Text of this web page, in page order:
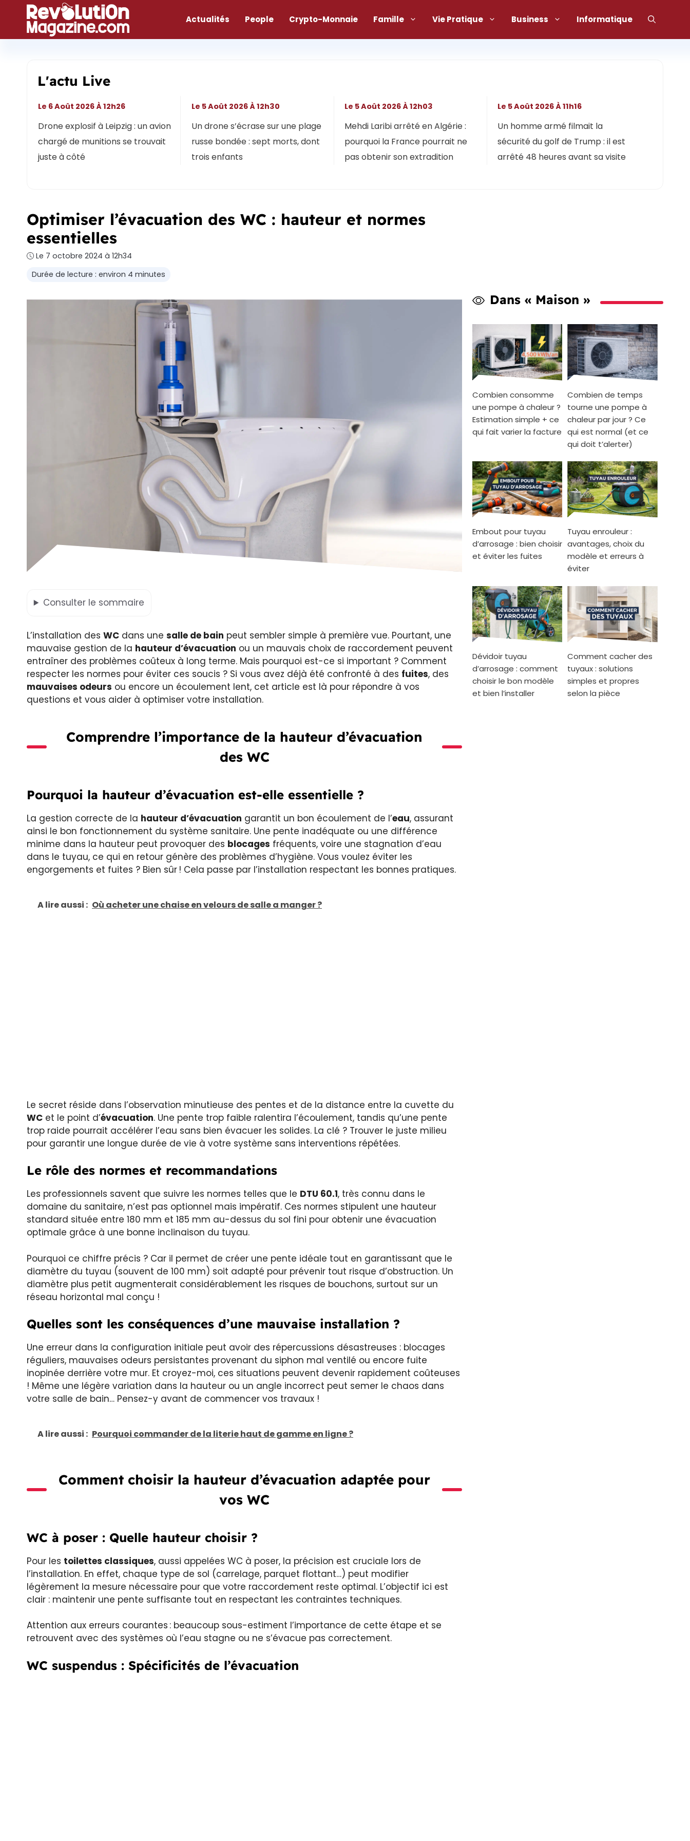
contenu
Actualités People Crypto-Monnaie Famille Vie Pratique Business Informatique
L'actu Live
Drone explosif à Leipzig : un avion
chargé de munitions se trouvait
juste à côté
Le 6 Août 2026 À 12h26
Un drone s’écrase sur une plage
russe bondée : sept morts, dont
trois enfants
Le 5 Août 2026 À 12h30
Mehdi Laribi arrêté en Algérie :
pourquoi la France pourrait ne
pas obtenir son extradition
Le 5 Août 2026 À 12h03
Un homme armé filmait la
sécurité du golf de Trump : il est
arrêté 48 heures avant sa visite
Le 5 Août 2026 À 11h16
Optimiser l’évacuation des WC : hauteur et normes
essentielles
Le 7 octobre 2024 à 12h34
Durée de lecture : environ 4 minutes
Consulter le sommaire
L’installation des WC dans une salle de bain peut sembler simple à première vue. Pourtant, une
mauvaise gestion de la hauteur d’évacuation ou un mauvais choix de raccordement peuvent
entraîner des problèmes coûteux à long terme. Mais pourquoi est-ce si important ? Comment
respecter les normes pour éviter ces soucis ? Si vous avez déjà été confronté à des fuites, des
mauvaises odeurs ou encore un écoulement lent, cet article est là pour répondre à vos
questions et vous aider à optimiser votre installation.
Comprendre l’importance de la hauteur d’évacuation
des WC
Pourquoi la hauteur d’évacuation est-elle essentielle ?
La gestion correcte de la hauteur d’évacuation garantit un bon écoulement de l’eau, assurant
ainsi le bon fonctionnement du système sanitaire. Une pente inadéquate ou une différence
minime dans la hauteur peut provoquer des blocages fréquents, voire une stagnation d’eau
dans le tuyau, ce qui en retour génère des problèmes d’hygiène. Vous voulez éviter les
engorgements et fuites ? Bien sûr ! Cela passe par l’installation respectant les bonnes pratiques.
A lire aussi : Où acheter une chaise en velours de salle a manger ?
Le secret réside dans l’observation minutieuse des pentes et de la distance entre la cuvette du
WC et le point d’évacuation. Une pente trop faible ralentira l’écoulement, tandis qu’une pente
trop raide pourrait accélérer l’eau sans bien évacuer les solides. La clé ? Trouver le juste milieu
pour garantir une longue durée de vie à votre système sans interventions répétées.
Le rôle des normes et recommandations
Les professionnels savent que suivre les normes telles que le DTU 60.1, très connu dans le
domaine du sanitaire, n’est pas optionnel mais impératif. Ces normes stipulent une hauteur
standard située entre 180 mm et 185 mm au-dessus du sol fini pour obtenir une évacuation
optimale grâce à une bonne inclinaison du tuyau.
Pourquoi ce chiffre précis ? Car il permet de créer une pente idéale tout en garantissant que le
diamètre du tuyau (souvent de 100 mm) soit adapté pour prévenir tout risque d’obstruction. Un
diamètre plus petit augmenterait considérablement les risques de bouchons, surtout sur un
réseau horizontal mal conçu !
Quelles sont les conséquences d’une mauvaise installation ?
Une erreur dans la configuration initiale peut avoir des répercussions désastreuses : blocages
réguliers, mauvaises odeurs persistantes provenant du siphon mal ventilé ou encore fuite
inopinée derrière votre mur. Et croyez-moi, ces situations peuvent devenir rapidement coûteuses
! Même une légère variation dans la hauteur ou un angle incorrect peut semer le chaos dans
votre salle de bain… Pensez-y avant de commencer vos travaux !
A lire aussi : Pourquoi commander de la literie haut de gamme en ligne ?
Comment choisir la hauteur d’évacuation adaptée pour
vos WC
WC à poser : Quelle hauteur choisir ?
Pour les toilettes classiques, aussi appelées WC à poser, la précision est cruciale lors de
l’installation. En effet, chaque type de sol (carrelage, parquet flottant…) peut modifier
légèrement la mesure nécessaire pour que votre raccordement reste optimal. L’objectif ici est
clair : maintenir une pente suffisante tout en respectant les contraintes techniques.
Attention aux erreurs courantes : beaucoup sous-estiment l’importance de cette étape et se
retrouvent avec des systèmes où l’eau stagne ou ne s’évacue pas correctement.
WC suspendus : Spécificités de l’évacuation
Dans « Maison »
Combien consomme
une pompe à chaleur ?
Estimation simple + ce
qui fait varier la facture
Combien de temps
tourne une pompe à
chaleur par jour ? Ce
qui est normal (et ce
qui doit t’alerter)
Embout pour tuyau
d’arrosage : bien choisir
et éviter les fuites
Tuyau enrouleur :
avantages, choix du
modèle et erreurs à
éviter
Dévidoir tuyau
d’arrosage : comment
choisir le bon modèle
et bien l’installer
Comment cacher des
tuyaux : solutions
simples et propres
selon la pièce